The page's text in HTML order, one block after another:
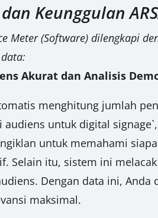
Keunggulan
Meter (Software) dilengkapi
Akurat dan Analisis
menghitung jumlah
audiens untuk digital
untuk memahami
Selain itu, sistem ini
Dengan data ini,
maksimal.